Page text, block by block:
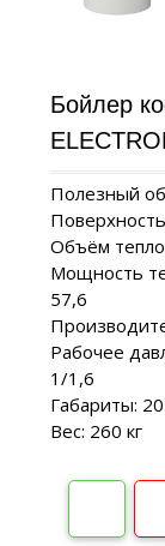
Бойлер
Полезный
Объём
Мощность
57,6
Рабочее
1/1,6
Габариты:
Вес: 260 кг